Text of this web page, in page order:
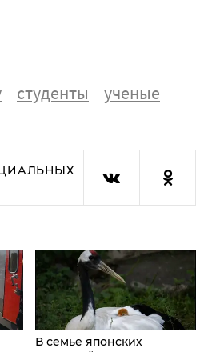
студенты
ученые
В семье японских